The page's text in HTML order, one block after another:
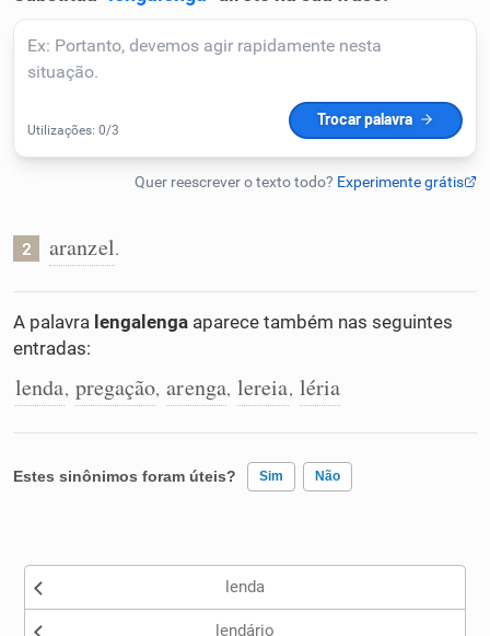
Resumir Texto
Corrigir Texto
Detector de IA
Humanizador de IA
Cata-letras
Caça-palavras
2 aranzel.
A palavra lengalenga aparece também nas seguintes
entradas:
lenda, pregação, arenga, lereia, léria
Estes sinônimos foram úteis? Sim Não
Nenhum dos sinônimos apresentados me ajudou
lenda
lendário